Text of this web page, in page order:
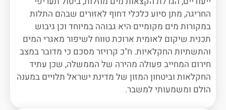
החריגה, מתן סיוע כלכלי דחוף לאזורים שבהם התלות
במקורות מים מקומיים היא גבוהה במיוחד וכן גיבוש
תכנית שיקום לאומית ארוכת טווח לשיפור מאגרי המים
והתשתיות החקלאיות. ח"כ קרויזר מסכם כי מדובר במצב
חירום המחייב פעולה מהירה של הממשלה, שכן עתיד
החקלאות וביטחון המזון של מדינת ישראל תלויים במענה
הולם ומשמעותי למשבר.